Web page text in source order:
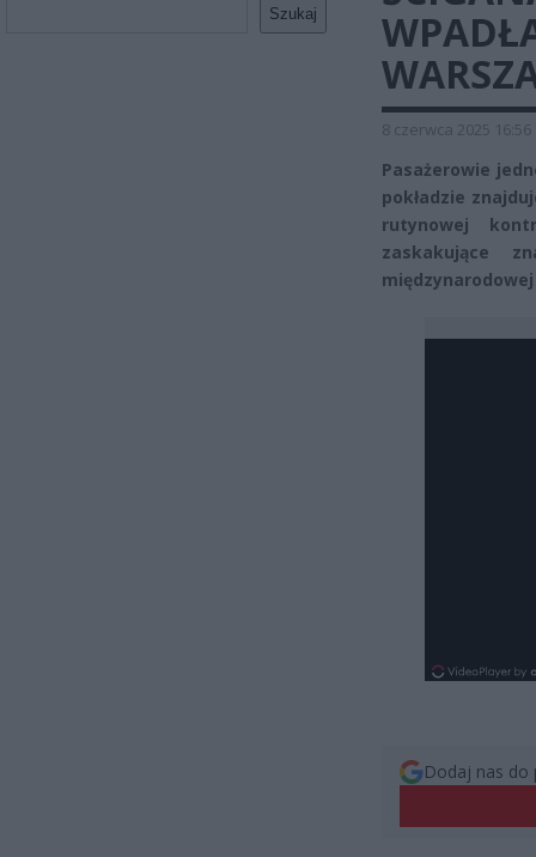
Szukaj
8 czerwca 2025 16:56
Pasażerowie
pokładzie
rutynowej
zaskakujące
Dodaj nas do